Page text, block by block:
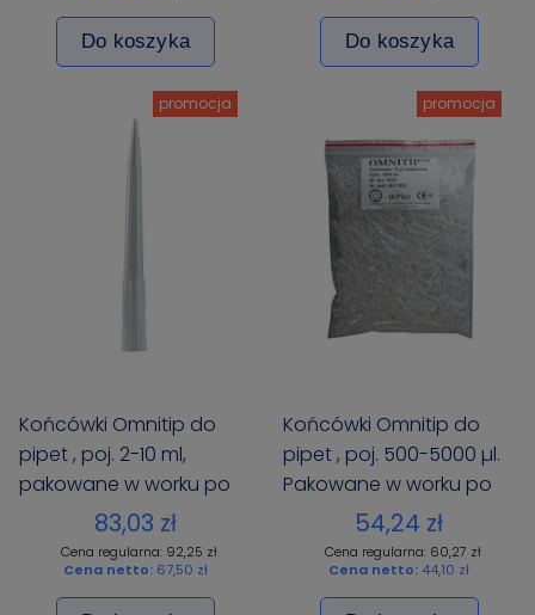
Do koszyka Do koszyka
Końcówki Omnitip do
pipet , poj. 2-10 ml,
pakowane w worku po
83,03 zł
Cena regularna: 92,25 zł
Cena netto: 67,50 zł
promocja
Końcówki Omnitip do
pipet , poj. 500-5000 µl.
Pakowane w worku po
54,24 zł
Cena regularna: 60,27 zł
Cena netto: 44,10 zł
promocja